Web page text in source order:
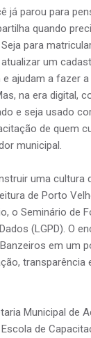
já parou para
quando
para
um
ajudam a fazer a
na era digital,
e seja usado
de quem
municipal.
uma cultura
de Porto
o Seminário de
(LGPD). O
em um
transparência
Municipal de
de